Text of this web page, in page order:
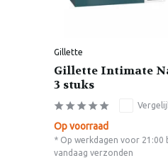
Gillette
Gillette Intimate
3 stuks
Op voorraad
* Op werkdagen voor 21:00
vandaag verzonden